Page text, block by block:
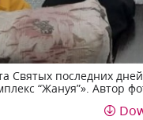
Святых последних
“Жануя”». Автор